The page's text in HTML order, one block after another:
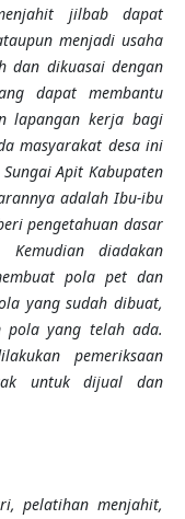
jilbab dapat
menjadi usaha
dan dikuasai dengan
dapat membantu
lapangan kerja bagi
masyarakat desa ini
Apit Kabupaten
adalahIbu-ibu
pengetahuan dasar
diadakan
pola pet dan
yang sudah dibuat,
pola yang telah ada.
pemeriksaan
untuk dijual dan
pelatihan menjahit,